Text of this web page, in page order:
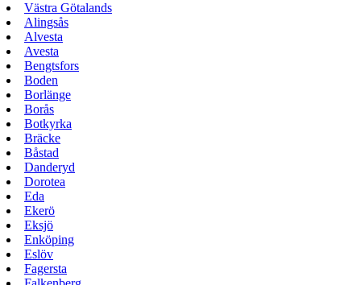
Västra Götalands
Alingsås
Alvesta
Avesta
Bengtsfors
Boden
Borlänge
Borås
Botkyrka
Bräcke
Båstad
Danderyd
Dorotea
Eda
Ekerö
Eksjö
Enköping
Eslöv
Fagersta